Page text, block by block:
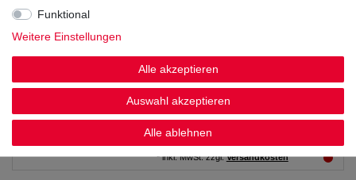
Earl Brown Gin 0,7L 37,5% vol
7,49 € *
*inkl. MwSt.zzgl.Versandkosten
Funktional
Weitere Einstellungen
Alle akzeptieren
Auswahl akzeptieren
Alle ablehnen